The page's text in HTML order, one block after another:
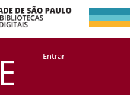
+ CoriscoEntrar